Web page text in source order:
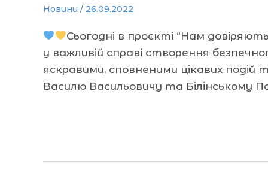
Новини / 26.09.2022
Сьогодні в проєкті “Нам
у важливій справі створення
яскравими, сповненими цікавих
Василю Васильовичу та Білінському